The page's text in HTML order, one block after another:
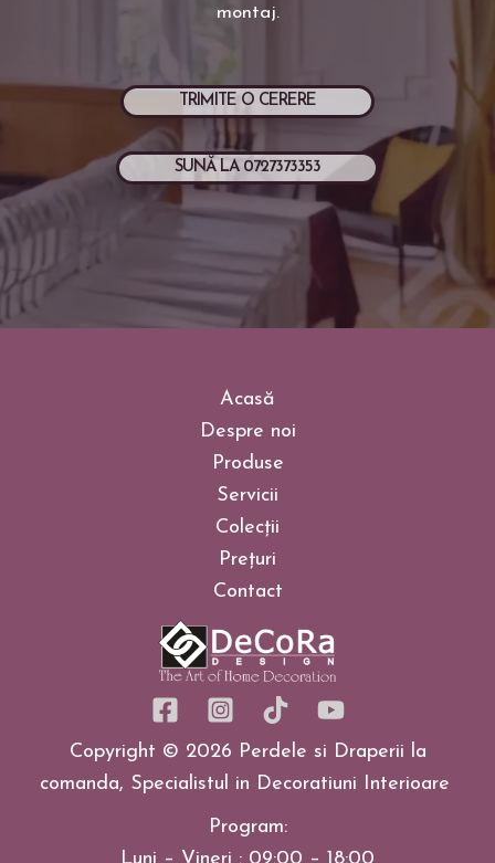
montaj.
TRIMITE O CERERE
SUNĂ LA 0727373353
Acasă
Despre noi
Produse
Servicii
Colecții
Prețuri
Contact
Copyright © 2026 Perdele si Draperii la
comanda, Specialistul in Decoratiuni Interioare
Program: